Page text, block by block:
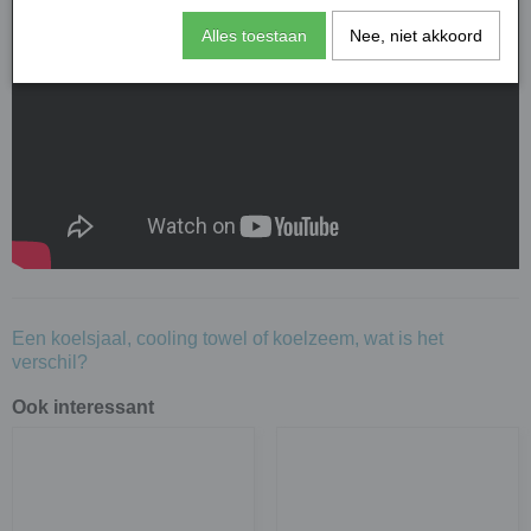
Een koelsjaal, cooling towel of koelzeem, wat is het
verschil?
Ook interessant
Alles toestaan Nee, niet akkoord